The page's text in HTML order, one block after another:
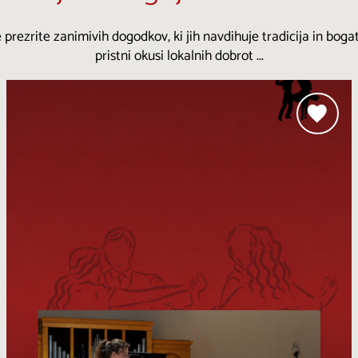
prezrite zanimivih dogodkov, ki jih navdihuje tradicija in
pristni okusi lokalnih dobrot ...